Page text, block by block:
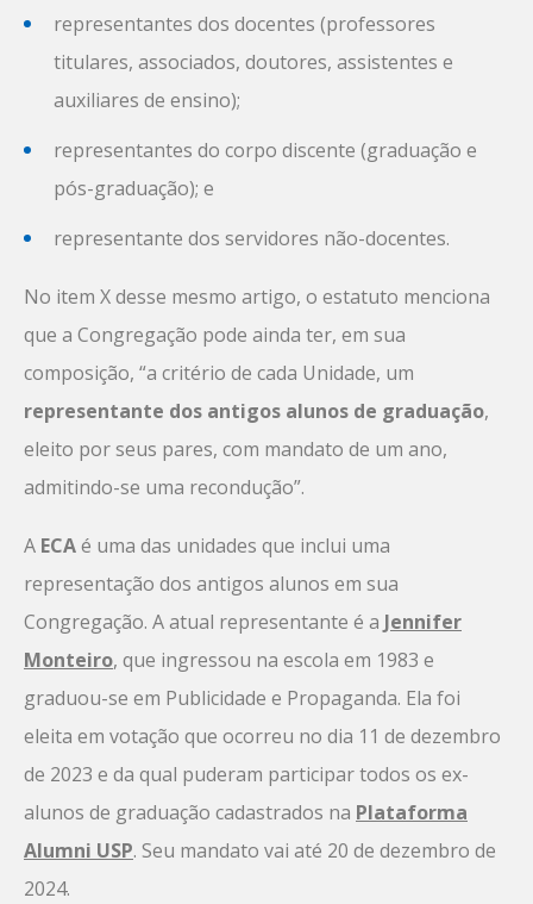
representantes dos docentes (professores
titulares, associados, doutores, assistentes e
auxiliares de ensino);
representantes do corpo discente (graduação e
pós-graduação); e
representante dos servidores não-docentes.
No item X desse mesmo artigo, o estatuto menciona
que a Congregação pode ainda ter, em sua
composição, “a critério de cada Unidade, um
representante dos antigos alunos de graduação,
eleito por seus pares, com mandato de um ano,
admitindo-se uma recondução”.
A ECAé uma das unidades que inclui uma
representação dos antigos alunos em sua
Congregação. A atual representante é a Jennifer
Monteiro, que ingressou na escola em 1983 e
graduou-se em Publicidade e Propaganda. Ela foi
eleita em votação que ocorreu no dia 11 de dezembro
de 2023 e da qual puderam participar todos os ex-
alunos de graduação cadastrados na Plataforma
Alumni USP. Seu mandato vai até 20 de dezembro de
2024.